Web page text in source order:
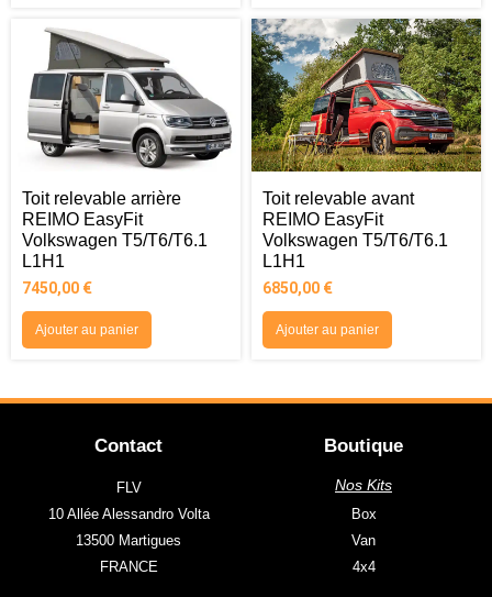
Toit relevable arrière
REIMO EasyFit
Volkswagen T5/T6/T6.1
L1H1
7450,00 €
Ajouter au panier
Toit relevable avant
REIMO EasyFit
Volkswagen T5/T6/T6.1
L1H1
6850,00 €
Ajouter au panier
Contact
FLV
10 Allée Alessandro Volta
13500 Martigues
FRANCE
Boutique
Nos Kits
Box
Van
4x4